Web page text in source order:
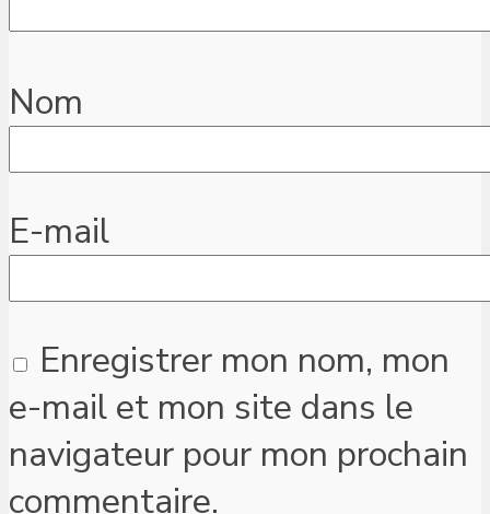
Nom
E-mail
Enregistrer mon nom, mon
e-mail et mon site dans le
navigateur pour mon prochain
commentaire.